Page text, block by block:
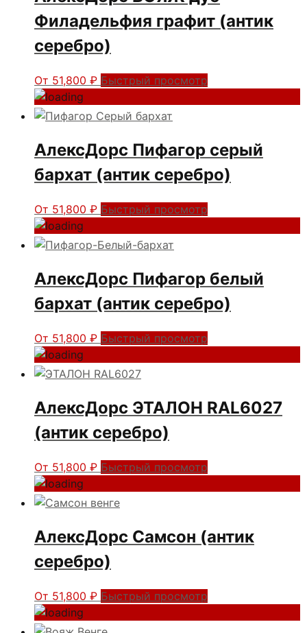
Филадельфия графит (антик
серебро)
От 51,800 ₽ Быстрый просмотр
АлексДорс Пифагор серый
бархат (антик серебро)
От 51,800 ₽ Быстрый просмотр
АлексДорс Пифагор белый
бархат (антик серебро)
От 51,800 ₽ Быстрый просмотр
АлексДорс ЭТАЛОН RAL6027
(антик серебро)
От 51,800 ₽ Быстрый просмотр
АлексДорс Самсон (антик
серебро)
От 51,800 ₽ Быстрый просмотр